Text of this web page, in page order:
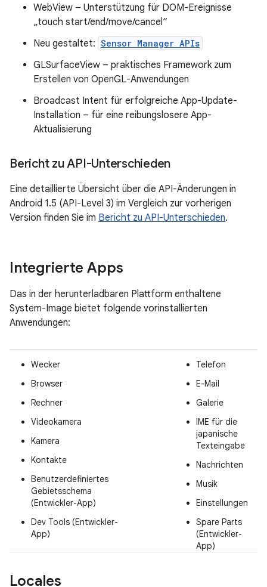
WebView – Unterstützung für DOM-Ereignisse
„touch start/end/move/cancel“
Neu gestaltet: Sensor Manager APIs
GLSurfaceView – praktisches Framework zum
Erstellen von OpenGL-Anwendungen
Broadcast Intent für erfolgreiche App-Update-
Installation – für eine reibungslosere App-
Aktualisierung
Bericht zu API-Unterschieden
Eine detaillierte Übersicht über die API-Änderungen in
Android 1.5 (API-Level 3) im Vergleich zur vorherigen
Version finden Sie im Bericht zu API-Unterschieden.
Integrierte Apps
Das in der herunterladbaren Plattform enthaltene
System-Image bietet folgende vorinstallierten
Anwendungen:
Wecker
Browser
Rechner
Videokamera
Kamera
Kontakte
Benutzerdefiniertes
Gebietsschema
(Entwickler-App)
Dev Tools (Entwickler-
App)
Telefon
E-Mail
Galerie
IME für die
japanische
Texteingabe
Nachrichten
Musik
Einstellungen
Spare Parts
(Entwickler-
App)
Locales